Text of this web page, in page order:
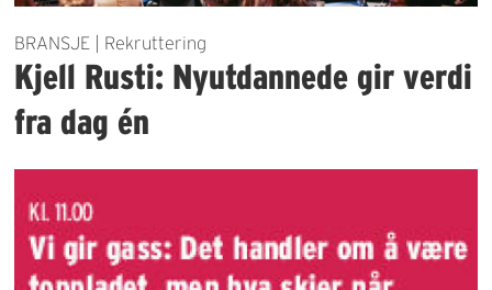
BRANSJE | Rekruttering
Kjell Rusti: Nyutdannede gir verdi
fra dag én